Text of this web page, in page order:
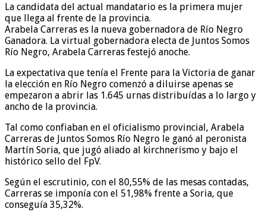
La candidata del actual mandatario es la primera mujer
que llega al frente de la provincia.
Arabela Carreras es la nueva gobernadora de Río Negro
Ganadora. La virtual gobernadora electa de Juntos Somos
Río Negro, Arabela Carreras festejó anoche.
La expectativa que tenía el Frente para la Victoria de ganar
la elección en Río Negro comenzó a diluirse apenas se
empezaron a abrir las 1.645 urnas distribuídas a lo largo y
ancho de la provincia.
Tal como confiaban en el oficialismo provincial, Arabela
Carreras de Juntos Somos Río Negro le ganó al peronista
Martín Soria, que jugó aliado al kirchnerismo y bajo el
histórico sello del FpV.
Según el escrutinio, con el 80,55% de las mesas contadas,
Carreras se imponía con el 51,98% frente a Soria, que
conseguía 35,32%.